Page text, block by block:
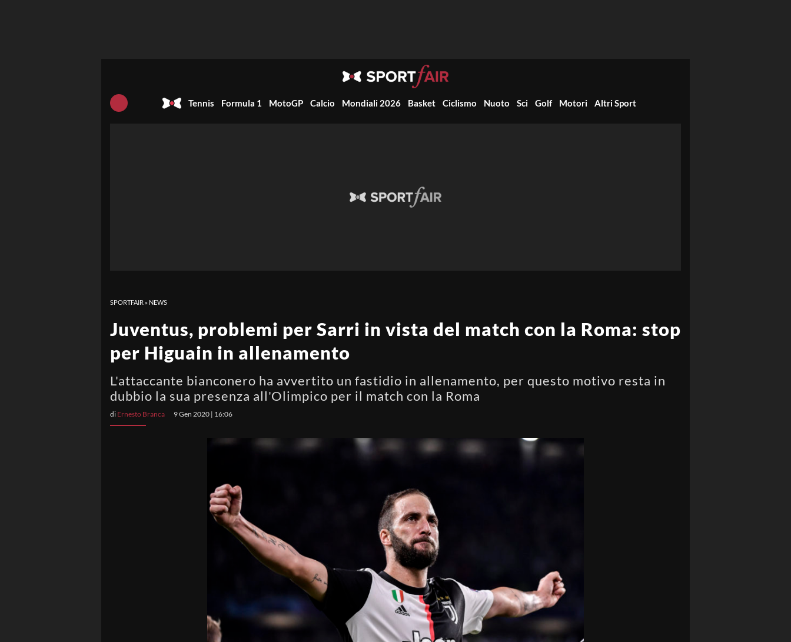
Tennis Formula 1 MotoGP Calcio Mondiali 2026 Basket Ciclismo Nuoto Sci Golf Motori Altri Sport
SPORTFAIR » NEWS
Juventus, problemi per Sarri in vista del match con la Roma: stop
per Higuain in allenamento
L'attaccante bianconero ha avvertito un fastidio in allenamento, per questo motivo resta in
dubbio la sua presenza all'Olimpico per il match con la Roma
di Ernesto Branca 9 Gen 2020 | 16:06